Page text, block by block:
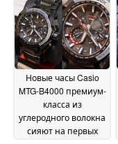
Новые часы Casio
MTG-B4000 премиум-
класса из
углеродного волокна
сияют на первых